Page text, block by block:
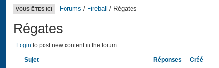
VOUS ÊTES ICI Forums / Fireball / Régates
Régates
Login to post new content in the forum.
Sujet Réponses Créé